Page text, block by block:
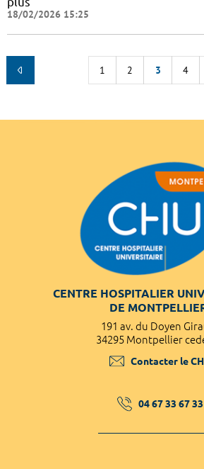
18/02/2026 15:25
1 2 3 4
CENTRE HOSPITALIER
DE
191 av. du Doyen
34295 Montpellier
Contacter le
04 67 33 67 33